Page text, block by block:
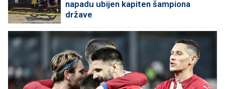
napadu ubijen kapiten šampiona
države